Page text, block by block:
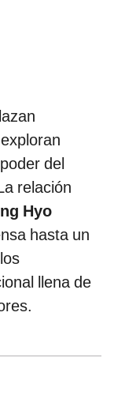
del
relación
Hyo
hasta un
llena de